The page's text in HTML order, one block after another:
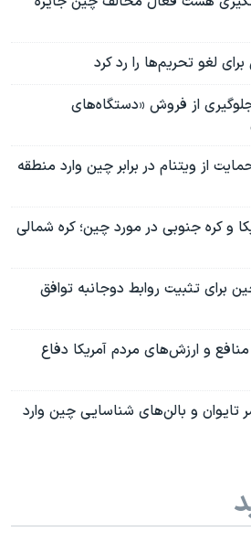
لغو تحریم‌ها را رد کرد
جلوگیری از فروش «دستگاه‌های
از ویتنام در برابر چین وارد منطقه
و کره جنوبی در‌ مورد چین؛ کره شمالی
برای تثبیت روابط دوجانبه توافق
و ارزش‌های مردم آمریکا دفاع
تایوان و بالن‌های شناسایی چین وارد